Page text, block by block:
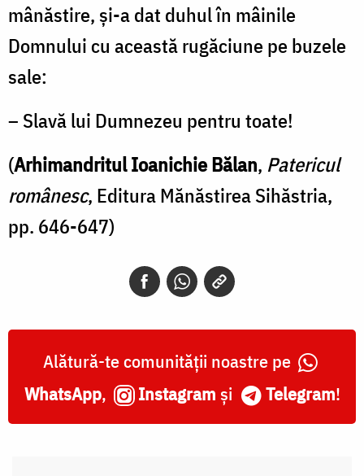
mânăstire, şi-a dat duhul în mâinile
Domnului cu această rugăciune pe buzele
sale:
– Slavă lui Dumnezeu pentru toate!
(Arhimandritul Ioanichie Bălan, Patericul
românesc, Editura Mănăstirea Sihăstria,
pp. 646-647)
Alătură-te comunității noastre pe
WhatsApp, Instagram și Telegram!